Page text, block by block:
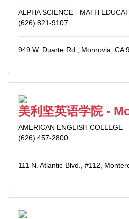
ALPHA SCIENCE - MATH
(626) 821-9107
949 W. Duarte Rd., Monrovia, CA
美利坚英语学院 -
AMERICAN ENGLISH COLLEGE
(626) 457-2800
111 N. Atlantic Blvd., #112,